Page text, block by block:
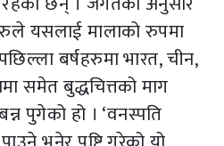
यसलाई मालाको रुपमा
बर्षहरुमा भारत, चीन,
समेत बुद्धचित्तको माग
पुगेको हो । ‘वनस्पति